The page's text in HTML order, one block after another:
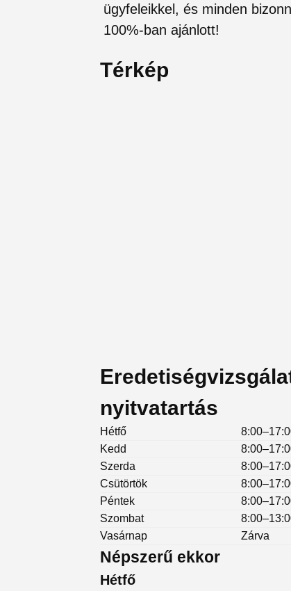
ügyfeleikkel, és minden
100%-ban ajánlott!
Térkép
nyitvatartás
Hétfő
Kedd
Szerda
Csütörtök
Péntek
Szombat
Vasárnap
Zárva
Népszerű ekkor
Hétfő